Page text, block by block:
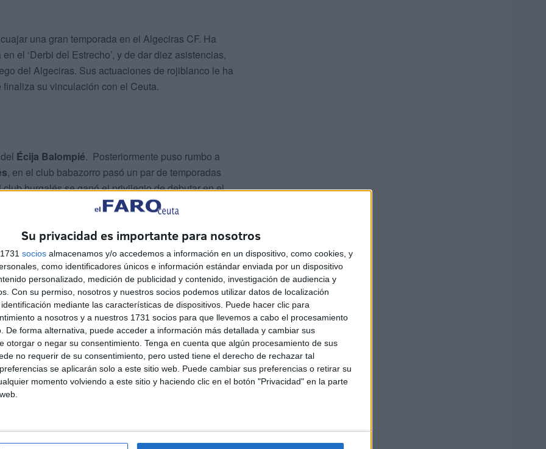
Su privacidad es importante para nosotros
socios almacenamos y/o accedemos a información en un dispositivo, como cookies, y
como identificadores únicos e información estándar enviada por un dispositivo
personalizado, medición de publicidad y contenido, investigación de audiencia y
Con su permiso, nosotros y nuestros socios podemos utilizar datos de localización
mediante las características de dispositivos. Puede hacer clic para
a nosotros y a nuestros 1731 socios para que llevemos a cabo el procesamiento
De forma alternativa, puede acceder a información más detallada y cambiar sus
otorgar o negar su consentimiento. Tenga en cuenta que algún procesamiento de sus
no requerir de su consentimiento, pero usted tiene el derecho de rechazar tal
se aplicarán solo a este sitio web. Puede cambiar sus preferencias o retirar su
momento volviendo a este sitio y haciendo clic en el botón "Privacidad" en la parte
una gran temporada en el Algeciras CF. Ha
el ‘Derbi del Estrecho’, y de dar diez asistencias,
del Algeciras. Sus actuaciones de rojiblanco le ha
su vinculación con el Ceuta.
Écija Balompié. Posteriormente puso rumbo a
, en el club babazorro pasó un par de temporadas
club burgalés se ganó el privilegio de debutar en el
privilegio de gozar de minutos en el primer equipo.
con Lolo Escobar, por lo que jugó el segundo tramo
Arenteiro gallego. Con Fran Justo en el banquillo en el
casi 3000 minutos la pasada temporada.
un hueco en el equipo que podría ser para el ‘19’ del
club.